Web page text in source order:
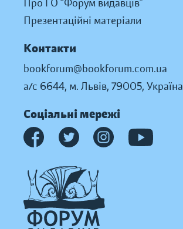
Про ГО “Форум видавців”
Презентаційні матеріали
Контакти
bookforum@bookforum.com.ua
а/с 6644, м. Львів, 79005, Україна
Соціальні мережі